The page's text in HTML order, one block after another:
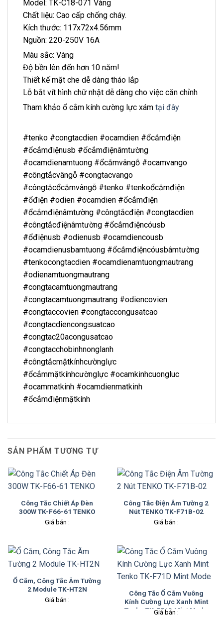
Model: TK-C18-071 Vàng
Chất liệu: Cao cấp chống cháy.
Kích thước: 117x72x4.56mm
Nguồn: 220-250V 16A
Màu sắc: Vàng
Độ bền lên đến hơn 10 năm!
Thiết kế mặt che dễ dàng tháo lắp
Lỗ bắt vít hình chữ nhật dễ dàng cho việc căn chỉnh
Tham khảo ổ cắm kính cường lực xám tại đây
#tenko #congtacdien #ocamdien #ổcắmđiện
#ổcắmđiệnusb #ổcắmđiệnâmtường
#ocamdienamtuong #ổcắmvângỗ #ocamvango
#côngtắcvângỗ #congtacvango
#côngtắcổcắmvângỗ #tenko #tenkoổcắmđiện
#ổđiện #odien #ocamdien #ổcắmđiện
#ổcắmđiệnâmtường #côngtắcđiện #congtacdien
#côngtắcđiệnâmtường #ổcắmđiệncóusb
#ổđiệnusb #odienusb #ocamdiencousb
#ocamdienusbamtuong #ổcắmđiệncóusbâmtường
#tenkocongtacdien #ocamdienamtuongmautrang
#odienamtuongmautrang
#congtacamtuongmautrang
#congtacamtuongmautrang #odiencovien
#congtaccovien #congtaccongusatcao
#congtacdiencongsuatcao
#congtac20acongusatcao
#congtacchobinhnonglanh
#côngtắcmặtkínhcườnglực
#ổcắmmặtkínhcườnglực #ocamkinhcuongluc
#ocammatkinh #ocamdienmatkinh
#ổcắmđiệnmặtkính
SẢN PHẨM TƯƠNG TỰ
Công Tắc Chiết Áp Đèn
300W TK-F66-61 TENKO
Giá bán :
Công Tắc Điện Âm Tường 2
Nút TENKO TK-F71B-02
Giá bán :
Ổ Cắm, Công Tắc Âm Tường
2 Module TK-HT2N
Giá bán :
Công Tắc Ổ Cắm Vuông
Kính Cường Lực Xanh Mint
Tenko TK-F71D Mint Mode
Giá bán :